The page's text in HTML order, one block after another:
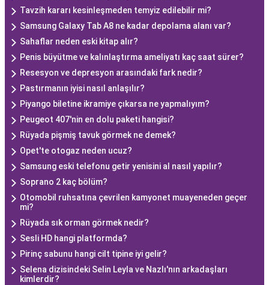
Tavzih kararı kesinleşmeden temyiz edilebilir mi?
Samsung Galaxy Tab A8 ne kadar depolama alanı var?
Sahaflar neden eski kitap alır?
Penis büyütme ve kalınlaştırma ameliyatı kaç saat sürer?
Resesyon ve depresyon arasındaki fark nedir?
Pastırmanın iyisi nasıl anlaşılır?
Piyango biletine ikramiye çıkarsa ne yapmalıyım?
Peugeot 407'nin en dolu paketi hangisi?
Rüyada pişmiş tavuk görmek ne demek?
Opet'te otogaz neden ucuz?
Samsung eski telefonu getir yenisini al nasıl yapılır?
Soprano 2 kaç bölüm?
Otomobil ruhsatına çevrilen kamyonet muayeneden geçer
mi?
Rüyada sık orman görmek nedir?
Sesli HD hangi platformda?
Pirinç sabunu hangi cilt tipine iyi gelir?
Selena dizisindeki Selin Leyla ve Nazlı'nın arkadaşları
kimlerdir?